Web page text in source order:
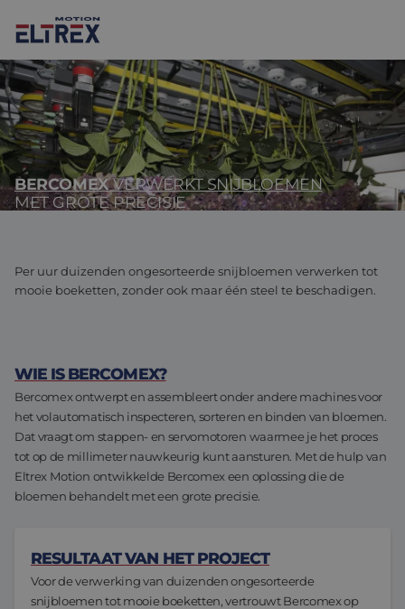
Onze oplossingen
Drives & controllers
Design & prototyping
Assemblage & Customizing
Agri-food
Harsh environments
Manufacturing
Defensie
Projecten
Contact opnemen
Over ons
BERCOMEXVERWERKT SNIJBLOEMEN
MET GROTE PRECISIE
Per uur duizenden ongesorteerde snijbloemen verwerken tot
mooie boeketten, zonder ook maar één steel te beschadigen.
WIE IS BERCOMEX?
Bercomex ontwerpt en assembleert onder andere machines voor
het volautomatisch inspecteren, sorteren en binden van bloemen.
Dat vraagt om stappen- en servomotoren waarmee je het proces
tot op de millimeter nauwkeurig kunt aansturen. Met de hulp van
Eltrex Motion ontwikkelde Bercomex een oplossing die de
bloemen behandelt met een grote precisie.
RESULTAAT VAN HET PROJECT
Voor de verwerking van duizenden ongesorteerde
snijbloemen tot mooie boeketten, vertrouwt Bercomex op